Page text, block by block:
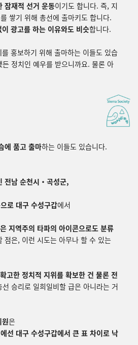
잠재적 선거 운동이기도 합니다. 즉, 지
쌓기 위해 총선에 출마키도 합니다.
광고를 하는 이유와도 비슷합니다.
홍보하기 위해 출마하는 이들도 있습
정치인 예우를 받으니까요. 물론 아
에 품고 출마하는 이들도 있습니다.
전남 순천시・곡성군,
로 대구 수성구갑에서
지역주의 타파의 아이콘으로도 분류
점은, 이런 시도는 아무나 할 수 있는
고한 정치적 지위를 확보한 건 물론 전
승리로 일희일비할 급은 아니라는 거
은
선 대구 수성구갑에서 큰 표 차이로 낙